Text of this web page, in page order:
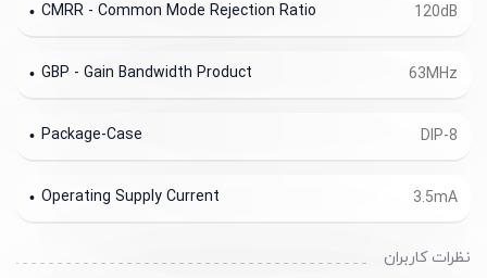
120dB
CMRR - Common Mode Rejection Ratio
63MHz
GBP - Gain Bandwidth Product
DIP-8
Package-Case
3.5mA
Operating Supply Current
نظرات کاربران